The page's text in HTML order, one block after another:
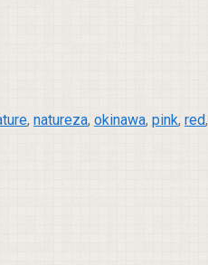
, natureza, okinawa, pink, red,